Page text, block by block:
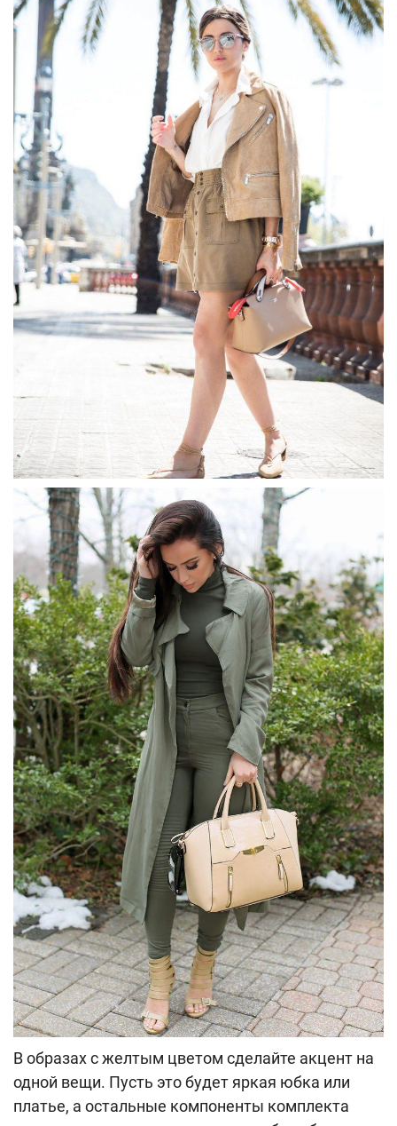
В образах с желтым цветом сделайте акцент на
одной вещи. Пусть это будет яркая юбка или
платье, а остальные компоненты комплекта